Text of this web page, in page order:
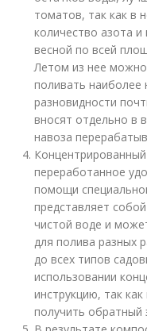
томатов, так как в
количество азота
весной по всей
Летом из нее
поливать
разновидности
вносят отдельно в
навоза
переработанное
помощи
представляет
чистой воде и
для полива разных
до всех типов
использовании
инструкцию, так
получить обратный